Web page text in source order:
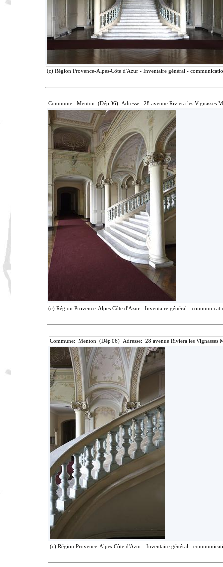
(c) Région Provence-Alpes-Côte d'Azur - Inventaire général -
Commune: Menton (Dép.06) Adresse: 28 avenue Riviera les Vignasses
(c) Région Provence-Alpes-Côte d'Azur - Inventaire général -
Commune: Menton (Dép.06) Adresse: 28 avenue Riviera les
(c) Région Provence-Alpes-Côte d'Azur - Inventaire général -